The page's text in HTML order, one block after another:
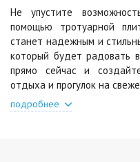
Яшма
Цена по запросу
Не упустите
помощью тротуарной
станет надежным и
который будет радовать
прямо сейчас и
отдыха и прогулок на
подробнее